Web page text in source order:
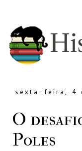
sexta-feira, 4
O
Poles